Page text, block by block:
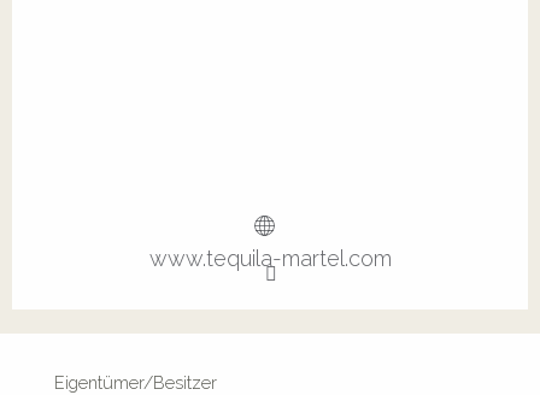
www.tequila-martel.com
Eigentümer/Besitzer